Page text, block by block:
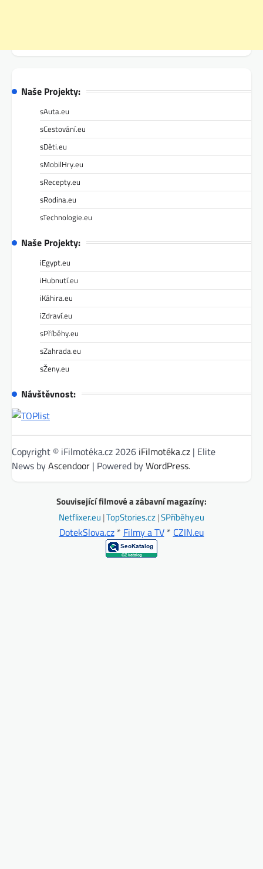
Naše Projekty:
sAuta.eu
sCestování.eu
sDěti.eu
sMobilHry.eu
sRecepty.eu
sRodina.eu
sTechnologie.eu
Naše Projekty:
iEgypt.eu
iHubnutí.eu
iKáhira.eu
iZdraví.eu
sPříběhy.eu
sZahrada.eu
sŽeny.eu
Návštěvnost:
Copyright © iFilmotéka.cz 2026 iFilmotéka.cz | Elite
News byAscendoor | Powered byWordPress.
Související filmové a zábavní magazíny:
Netflixer.eu |TopStories.cz|SPříběhy.eu
DotekSlova.cz* Filmy a TV* CZIN.eu